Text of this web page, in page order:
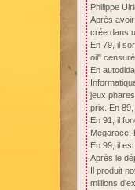
Philippe
Après
crée dans
En 79, il
oil"
En
jeux
prix. En 89,
En 91, il
Megarace,
En 99, il
Après le
Il produit
millions